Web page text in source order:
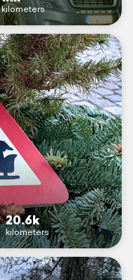
kilometers
20.6k
kilometers